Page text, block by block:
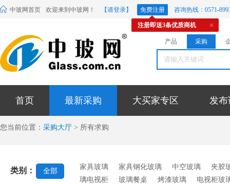
中玻网首页 欢迎来到中玻网！ 【请登录】 免费注册 咨询热线：0571-
注册即送3条优质商机
产品 采购
首页 最新采购 大买家专区 发布
您当前位置： 采购大厅 > 所有求购
类别： 全部
家具玻璃 家具钢化玻璃 中空玻璃
夹胶
璃电视柜
玻璃餐桌 烤漆玻璃 电视柜玻